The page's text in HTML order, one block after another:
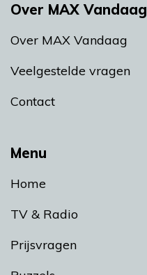
Menu
Home
TV & Radio
Prijsvragen
Over MAX Vandaag
Over MAX Vandaag
Veelgestelde vragen
Contact